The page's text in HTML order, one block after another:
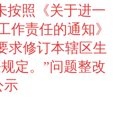
按照《关于进一
作责任的通知》
求修订本辖区生
定。”问题整改
示